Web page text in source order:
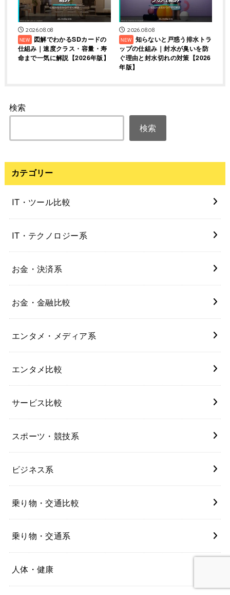
2026.08.08
図解でわかるSDカードの
仕組み｜速度クラス・容量・寿
命まで一気に解説【2026年版】
2026.08.08
知らないと戸惑う排水トラ
ップの仕組み｜封水が臭いを防
ぐ理由と封水切れの対策【2026
年版】
検索
検索
カテゴリー
IT・ツール比較
IT・テクノロジー系
お金・決済系
お金・金融比較
エンタメ・メディア系
エンタメ比較
サービス比較
スポーツ・競技系
ビジネス系
乗り物・交通比較
乗り物・交通系
人体・健康